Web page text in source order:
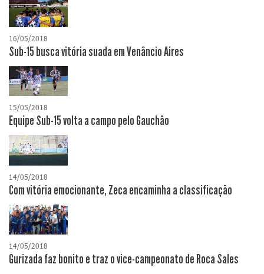
16/05/2018
Sub-15 busca vitória suada em Venâncio Aires
15/05/2018
Equipe Sub-15 volta a campo pelo Gauchão
14/05/2018
Com vitória emocionante, Zeca encaminha a classificação
14/05/2018
Gurizada faz bonito e traz o vice-campeonato de Roca Sales